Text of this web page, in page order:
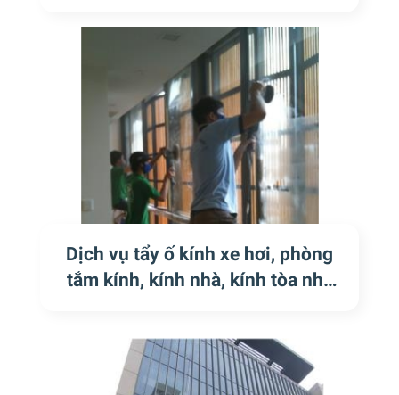
Dịch vụ tẩy ố kính xe hơi, phòng
tắm kính, kính nhà, kính tòa nhà